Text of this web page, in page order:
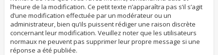
l’heure de la modification. Ce petit texte n’apparaîtra pas s’il s’agit
d’une modification effectuée par un modérateur ou un
administrateur, bien qu’ils puissent rédiger une raison discrète
concernant leur modification. Veuillez noter que les utilisateurs
normaux ne peuvent pas supprimer leur propre message si une
réponse a été publiée.